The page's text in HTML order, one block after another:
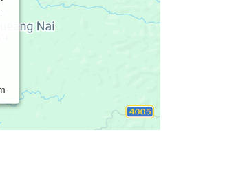
mit dem Unterbewusstsein